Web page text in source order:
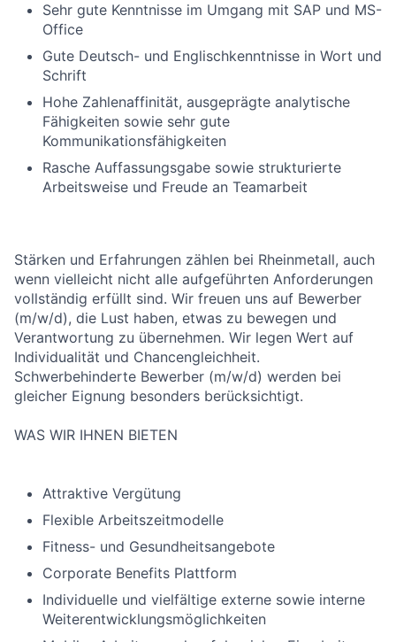
Sehr gute Kenntnisse im Umgang mit SAP und MS-
Office
Gute Deutsch- und Englischkenntnisse in Wort und
Schrift
Hohe Zahlenaffinität, ausgeprägte analytische
Fähigkeiten sowie sehr gute
Kommunikationsfähigkeiten
Rasche Auffassungsgabe sowie strukturierte
Arbeitsweise und Freude an Teamarbeit
Stärken und Erfahrungen zählen bei Rheinmetall, auch
wenn vielleicht nicht alle aufgeführten Anforderungen
vollständig erfüllt sind. Wir freuen uns auf Bewerber
(m/w/d), die Lust haben, etwas zu bewegen und
Verantwortung zu übernehmen. Wir legen Wert auf
Individualität und Chancengleichheit.
Schwerbehinderte Bewerber (m/w/d) werden bei
gleicher Eignung besonders berücksichtigt.
WAS WIR IHNEN BIETEN
Attraktive Vergütung
Flexible Arbeitszeitmodelle
Fitness- und Gesundheitsangebote
Corporate Benefits Plattform
Individuelle und vielfältige externe sowie interne
Weiterentwicklungsmöglichkeiten